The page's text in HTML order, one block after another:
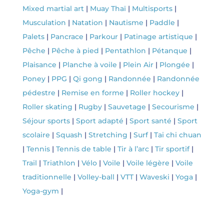
Mixed martial art| Muay Thaï| Multisports|
Musculation | Natation | Nautisme | Paddle |
Palets| Pancrace | Parkour| Patinage artistique |
Pêche | Pêche à pied | Pentathlon | Pétanque |
Plaisance | Planche à voile | Plein Air| Plongée |
Poney| PPG | Qi gong | Randonnée | Randonnée
pédestre | Remise en forme | Roller hockey|
Roller skating | Rugby| Sauvetage | Secourisme |
Séjour sports| Sport adapté | Sport santé | Sport
scolaire | Squash | Stretching | Surf| Tai chi chuan
| Tennis| Tennis de table | Tir à l’arc| Tir sportif|
Trail | Triathlon | Vélo| Voile | Voile légère | Voile
traditionnelle | Volley-ball | VTT| Waveski | Yoga|
Yoga-gym |